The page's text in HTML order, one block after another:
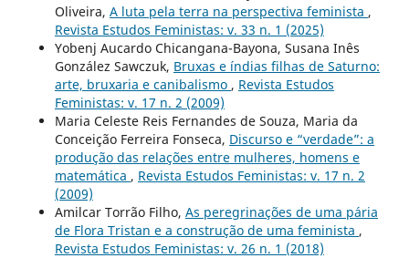
Oliveira, A luta pela terra na perspectiva feminista ,
Revista Estudos Feministas: v. 33 n. 1 (2025)
Yobenj Aucardo Chicangana-Bayona, Susana Inês
González Sawczuk, Bruxas e índias filhas de Saturno:
arte, bruxaria e canibalismo , Revista Estudos
Feministas: v. 17 n. 2 (2009)
Maria Celeste Reis Fernandes de Souza, Maria da
Conceição Ferreira Fonseca, Discurso e “verdade”: a
produção das relações entre mulheres, homens e
matemática , Revista Estudos Feministas: v. 17 n. 2
(2009)
Amilcar Torrão Filho, As peregrinações de uma pária
de Flora Tristan e a construção de uma feminista ,
Revista Estudos Feministas: v. 26 n. 1 (2018)